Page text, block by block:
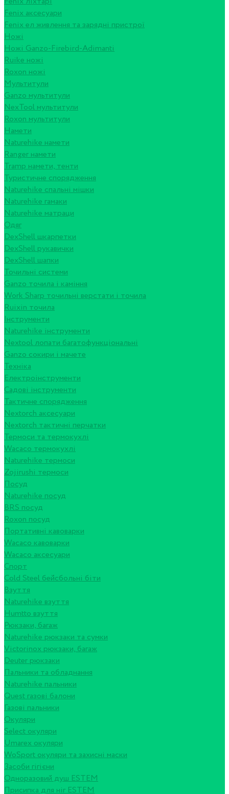
Fenix аксесуари
Fenix ел живлення та зарядні пристрої
Ножі
Ножі Ganzo-Firebird-Adimanti
Ruike ножі
Roxon ножi
Мультитули
Ganzo мультитули
NexTool мультитули
Roxon мультитули
Намети
Naturehike намети
Ranger намети
Tramp намети, тенти
Туристичне спорядження
Naturehike спальні мішки
Naturehike гамаки
Naturehike матраци
Одяг
DexShell шкарпетки
DexShell рукавички
DexShell шапки
Точильні системи
Ganzo точила і каміння
Work Sharp точильні верстати і точила
Ruixin точила
Інструменти
Naturehike інструменти
Nextool лопати багатофункціональні
Ganzo сокири і мачете
Техніка
Електроінструменти
Садові інструменти
Тактичне спорядження
Nextorch аксесуари
Nextorch тактичні перчатки
Термоси та термокухлі
Wacaco термокухлі
Naturehike термоси
Zojirushi термоси
Посуд
Naturehike посуд
BRS посуд
Roxon посуд
Портативні кавоварки
Wacaco кавоварки
Wacaco аксесуари
Спорт
Cold Steel бейсбольні біти
Взуття
Naturehike взуття
Humtto взуття
Рюкзаки, багаж
Naturehike рюкзаки та сумки
Victorinox рюкзаки, багаж
Deuter рюкзаки
Пальники та обладнання
Naturehike пальники
Quest газові балони
Газові пальники
Окуляри
Select окуляри
Umarex окуляри
WoSport окуляри та захисні маски
Засоби гігієни
Одноразовий душ ESTEM
Присипка для ніг ESTEM